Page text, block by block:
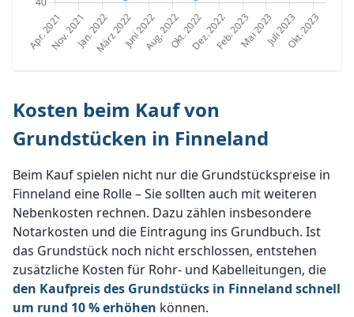
Kosten beim Kauf von
Grundstücken in Finneland
Beim Kauf spielen nicht nur die Grundstückspreise in
Finneland eine Rolle – Sie sollten auch mit weiteren
Nebenkosten rechnen. Dazu zählen insbesondere
Notarkosten und die Eintragung ins Grundbuch. Ist
das Grundstück noch nicht erschlossen, entstehen
zusätzliche Kosten für Rohr- und Kabelleitungen, die
den Kaufpreis des Grundstücks in Finneland schnell
um rund 10 % erhöhen können.